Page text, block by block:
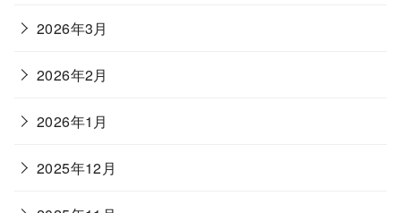
2026年3月
2026年2月
2026年1月
2025年12月